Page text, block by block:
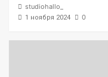
studiohallo_
1 ноября 2024 0